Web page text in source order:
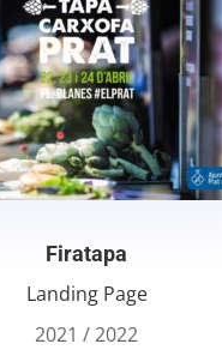
Firatapa
Landing Page
2021 / 2022